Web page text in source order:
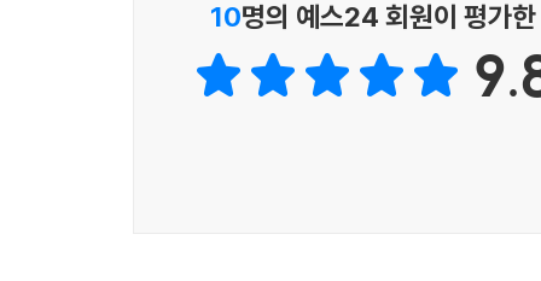
10명의 예스24 회원이 평가